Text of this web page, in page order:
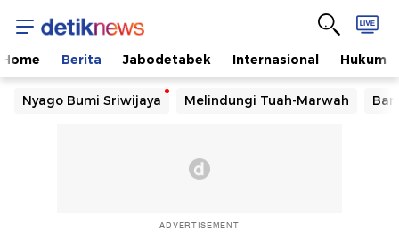
Home Berita Jabodetabek Internasional Hukum
Nyago Bumi Sriwijaya Melindungi Tuah-Marwah
ADVERTISEMENT